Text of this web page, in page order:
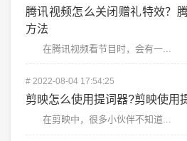
腾讯视频怎么关闭赠礼特效？
方法
在腾讯视频看节目时，会有一...
# 2022-08-04 17:54:25
剪映怎么使用提词器?剪映使用
在剪映中，很多小伙伴不知道...